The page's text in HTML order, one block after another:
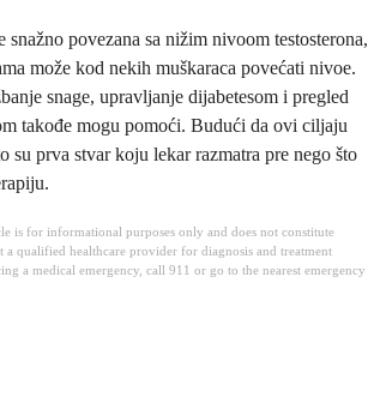
snažno povezana sa nižim nivoom testosterona,
može kod nekih muškaraca povećati nivoe.
snage, upravljanje dijabetesom i pregled
takođe mogu pomoći. Budući da ovi ciljaju
su prva stvar koju lekar razmatra pre nego što
is for informational purposes only and does not constitute
a qualified healthcare provider for diagnosis and treatment
a medical emergency, call 911 or go to the nearest emergency